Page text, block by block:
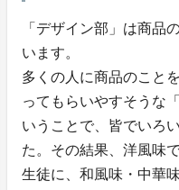
「デザイン部」は商品
います。
多くの人に商品のこと
ってもらいやすそうな
いうことで、皆でいろ
た。その結果、洋風味
生徒に、和風味・中華